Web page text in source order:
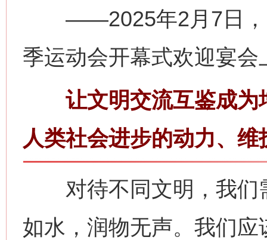
——2025年2月7日，
季运动会开幕式欢迎宴会
让文明交流互鉴成为
人类社会进步的动力、
对待不同文明，我们
如水，润物无声。我们